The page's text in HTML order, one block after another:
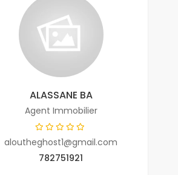
ALASSANE BA
Agent Immobilier
aloutheghost1@gmail.com
782751921